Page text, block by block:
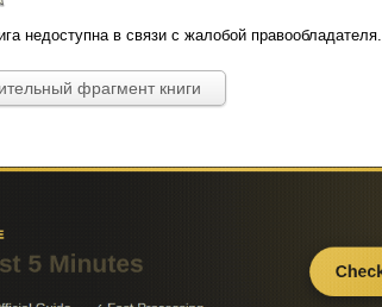
недоступна в связи с жалобой правообладателя.
фрагмент книги